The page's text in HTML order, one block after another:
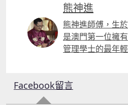
熊神進
熊神進師傅，生
是澳門第一位擁
管理學士的最年
Facebook留言